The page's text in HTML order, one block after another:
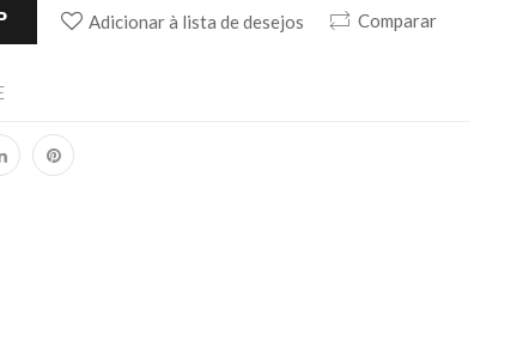
Adicionar à lista de desejos Comparar